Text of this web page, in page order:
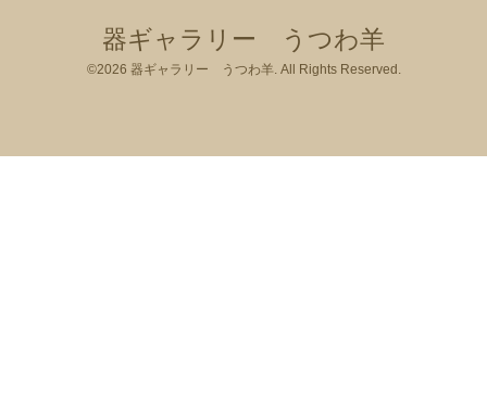
器ギャラリー うつわ羊
©2026 器ギャラリー うつわ羊. All Rights Reserved.